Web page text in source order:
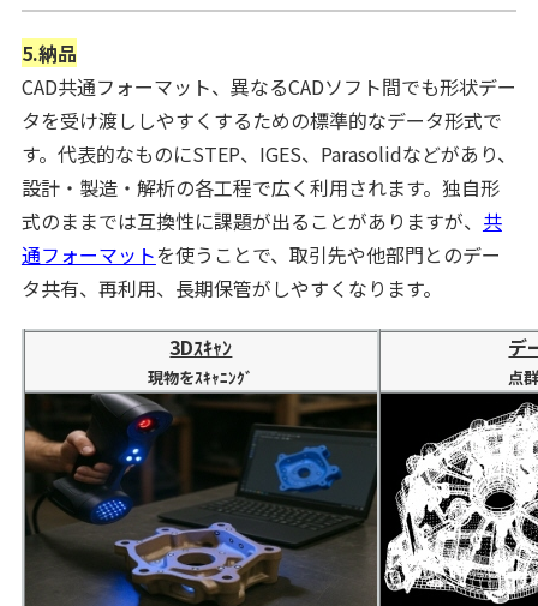
5.納品
CAD共通フォーマット、異なるCADソフト間でも形状デー
タを受け渡ししやすくするための標準的なデータ形式で
す。代表的なものにSTEP、IGES、Parasolidなどがあり、
設計・製造・解析の各工程で広く利用されます。独自形
式のままでは互換性に課題が出ることがありますが、 共
通フォーマットを使うことで、取引先や他部門とのデー
タ共有、再利用、長期保管がしやすくなります。
3Dｽｷｬﾝ
現物をｽｷｬﾆﾝｸﾞ
デ
点